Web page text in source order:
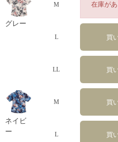
グレー
M 在庫が
L 買
LL 買
ネイビ
ー
M 買
L 買